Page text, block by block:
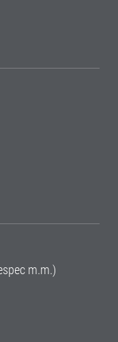
m.m.)